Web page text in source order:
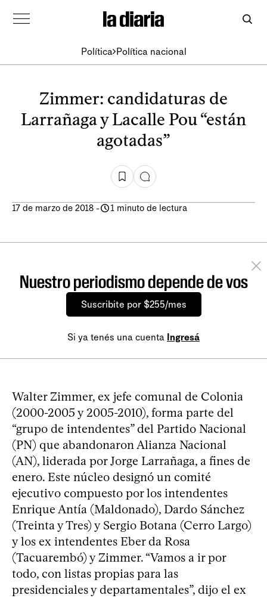
Política Política nacional
Zimmer: candidaturas de
Larrañaga y Lacalle Pou “están
agotadas”
17 de marzo de 2018 - 1 minuto de lectura
Nuestro periodismo depende de vos
Suscribite por $255/mes
Si ya tenés una cuenta Ingresá
Walter Zimmer, ex jefe comunal de Colonia
(2000-2005 y 2005-2010), forma parte del
“grupo de intendentes” del Partido Nacional
(PN) que abandonaron Alianza Nacional
(AN), liderada por Jorge Larrañaga, a fines de
enero. Este núcleo designó un comité
ejecutivo compuesto por los intendentes
Enrique Antía (Maldonado), Dardo Sánchez
(Treinta y Tres) y Sergio Botana (Cerro Largo)
y los ex intendentes Eber da Rosa
(Tacuarembó) y Zimmer. “Vamos a ir por
todo, con listas propias para las
presidenciales y departamentales”, dijo el ex